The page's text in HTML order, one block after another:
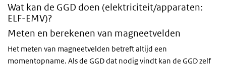
Wat kan de GGD doen (elektriciteit/apparaten:
ELF-EMV)?
Meten en berekenen van magneetvelden
Het meten van magneetvelden betreft altijd een
momentopname. Als de GGD dat nodig vindt kan de GGD zelf